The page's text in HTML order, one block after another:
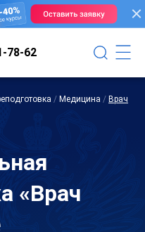
78-62
/ Медицина / Врач
«Врач